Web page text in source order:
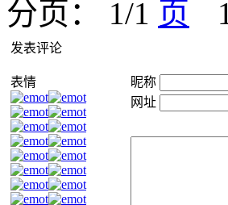
分页： 1/1 1
发表评论
表情 昵称
网址